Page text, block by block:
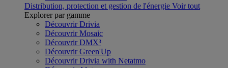
Distribution, protection et gestion de l'énergie Voir tout
Explorer par gamme
Découvrir Drivia
Découvrir Mosaic
Découvrir DMX³
Découvrir Green'Up
Découvrir Drivia with Netatmo